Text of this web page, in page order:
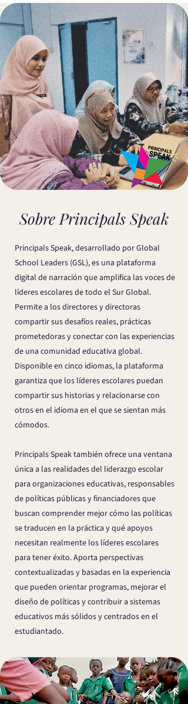
Sobre Principals Speak
Principals Speak, desarrollado por Global
School Leaders (GSL), es una plataforma
digital de narración que amplifica las voces de
líderes escolares de todo el Sur Global.
Permite a los directores y directoras
compartir sus desafíos reales, prácticas
prometedoras y conectar con las experiencias
de una comunidad educativa global.
Disponible en cinco idiomas, la plataforma
garantiza que los líderes escolares puedan
compartir sus historias y relacionarse con
otros en el idioma en el que se sientan más
cómodos.
Principals Speak también ofrece una ventana
única a las realidades del liderazgo escolar
para organizaciones educativas, responsables
de políticas públicas y financiadores que
buscan comprender mejor cómo las políticas
se traducen en la práctica y qué apoyos
necesitan realmente los líderes escolares
para tener éxito. Aporta perspectivas
contextualizadas y basadas en la experiencia
que pueden orientar programas, mejorar el
diseño de políticas y contribuir a sistemas
educativos más sólidos y centrados en el
estudiantado.